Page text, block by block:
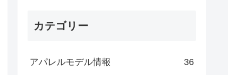
カテゴリー
アパレルモデル情報 36